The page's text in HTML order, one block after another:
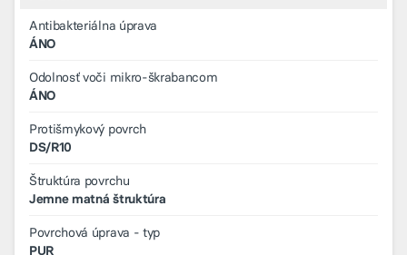
Antibakteriálna úprava
ÁNO
Odolnosť voči mikro-škrabancom
ÁNO
Protišmykový povrch
DS/R10
Štruktúra povrchu
Jemne matná štruktúra
Povrchová úprava - typ
PUR